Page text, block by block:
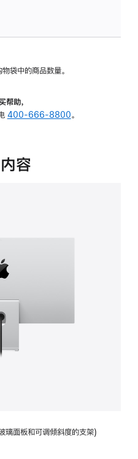
袋中的商品数量。
帮助，
400-666-8800。
容
面板和可调倾斜度的支架)